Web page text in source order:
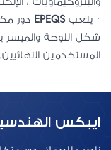
• يلعبEPEQS دور
المستخدمين النهائيين.
ايبكس